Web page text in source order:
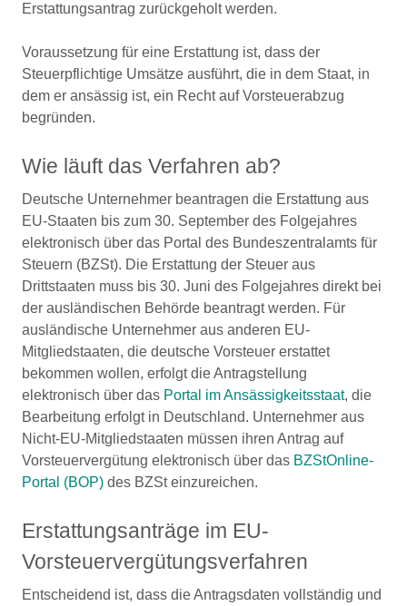
Erstattungsantrag zurückgeholt werden.
Voraussetzung für eine Erstattung ist, dass der
Steuerpflichtige Umsätze ausführt, die in dem Staat, in
dem er ansässig ist, ein Recht auf Vorsteuerabzug
begründen.
Wie läuft das Verfahren ab?
Deutsche Unternehmer beantragen die Erstattung aus
EU-Staaten bis zum 30. September des Folgejahres
elektronisch über das Portal des Bundeszentralamts für
Steuern (BZSt). Die Erstattung der Steuer aus
Drittstaaten muss bis 30. Juni des Folgejahres direkt bei
der ausländischen Behörde beantragt werden. Für
ausländische Unternehmer aus anderen EU-
Mitgliedstaaten, die deutsche Vorsteuer erstattet
bekommen wollen, erfolgt die Antragstellung
elektronisch über das Portal im Ansässigkeitsstaat, die
Bearbeitung erfolgt in Deutschland. Unternehmer aus
Nicht-EU-Mitgliedstaaten müssen ihren Antrag auf
Vorsteuervergütung elektronisch über das BZStOnline-
Portal (BOP) des BZSt einzureichen.
Erstattungsanträge im EU-
Vorsteuervergütungsverfahren
Entscheidend ist, dass die Antragsdaten vollständig und